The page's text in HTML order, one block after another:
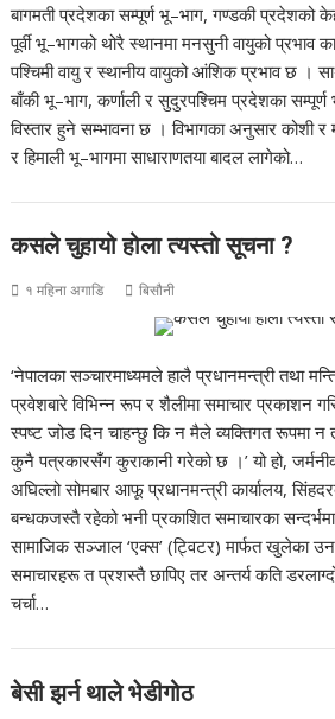
बागमती प्रदेशका सम्पूर्ण भू–भाग, गण्डकी प्रदेशको
पूर्वी भू–भागको थोरै स्थानमा मनसुनी वायुको प्रभाव
पश्चिमी वायु र स्थानीय वायुको आंशिक प्रभाव छ ।
बाँकी भू–भाग, कर्णाली र सुदुरपश्चिम प्रदेशका
विस्तार हुने सम्भावना छ । विभागका अनुसार कोशी
र हिमाली भू–भागमा साधाराणतया बादल लागेको…
कसले चुहायो होला त्यस्तो सूचना ?
१ महिना अगाडि बिसौनी
‘नेपालका सञ्चारमाध्यमले हालै प्रधानमन्त्री तथा
प्रवेशबारे विभिन्न रूप र शैलीमा समाचार प्रकाशन
स्पष्ट जोड दिन चाहन्छु कि न मैले व्यक्तिगत रूपमा न
कुनै पत्रकारसँग कुराकानी गरेको छ ।’ यो हो,
अघिल्लो सोमबार आफू प्रधानमन्त्री कार्यालय,
बन्धकजस्तै रहेको भनी प्रकाशित समाचारका सन्दर्भमा
सामाजिक सञ्जाल ‘एक्स’ (ट्विटर) मार्फत खुलेका
समाचारहरू त प्रशस्तै छापिए तर अन्तर्य कति
चर्चा…
बेसी झर्न थाले भेडीगोठ